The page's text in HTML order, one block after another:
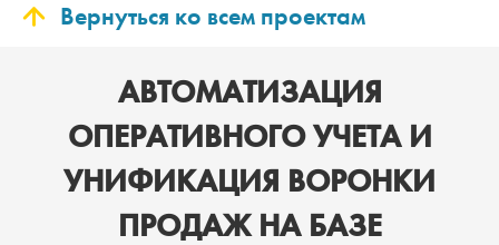
Вернуться ко всем проектам
АВТОМАТИЗАЦИЯ
ОПЕРАТИВНОГО УЧЕТА И
УНИФИКАЦИЯ ВОРОНКИ
ПРОДАЖ НА БАЗЕ